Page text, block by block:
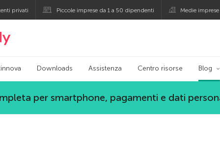
privati Piccole imprese da 1 a 50 dipendenti Medie
di Kaspersky
Downloads Assistenza Centro risorse Blog
per smartphone, pagamenti e dati